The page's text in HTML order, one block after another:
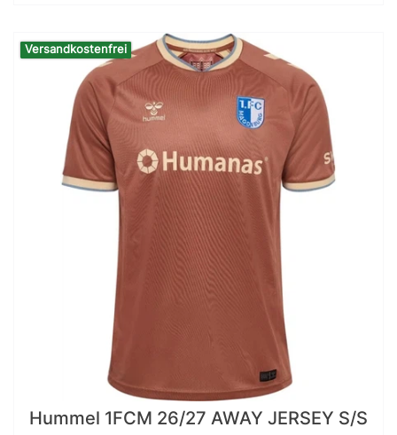
Versandkostenfrei
Hummel 1FCM 26/27 AWAY JERSEY S/S